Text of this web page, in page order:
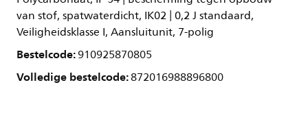
van stof, spatwaterdicht, IK02 | 0,2 J standaard,
Veiligheidsklasse I, Aansluitunit, 7-polig
Bestelcode:910925870805
Volledige bestelcode:872016988896800